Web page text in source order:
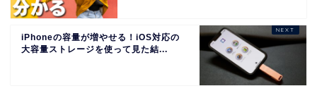
iPhoneの容量が増やせる！iOS対応の
大容量ストレージを使って見た結...